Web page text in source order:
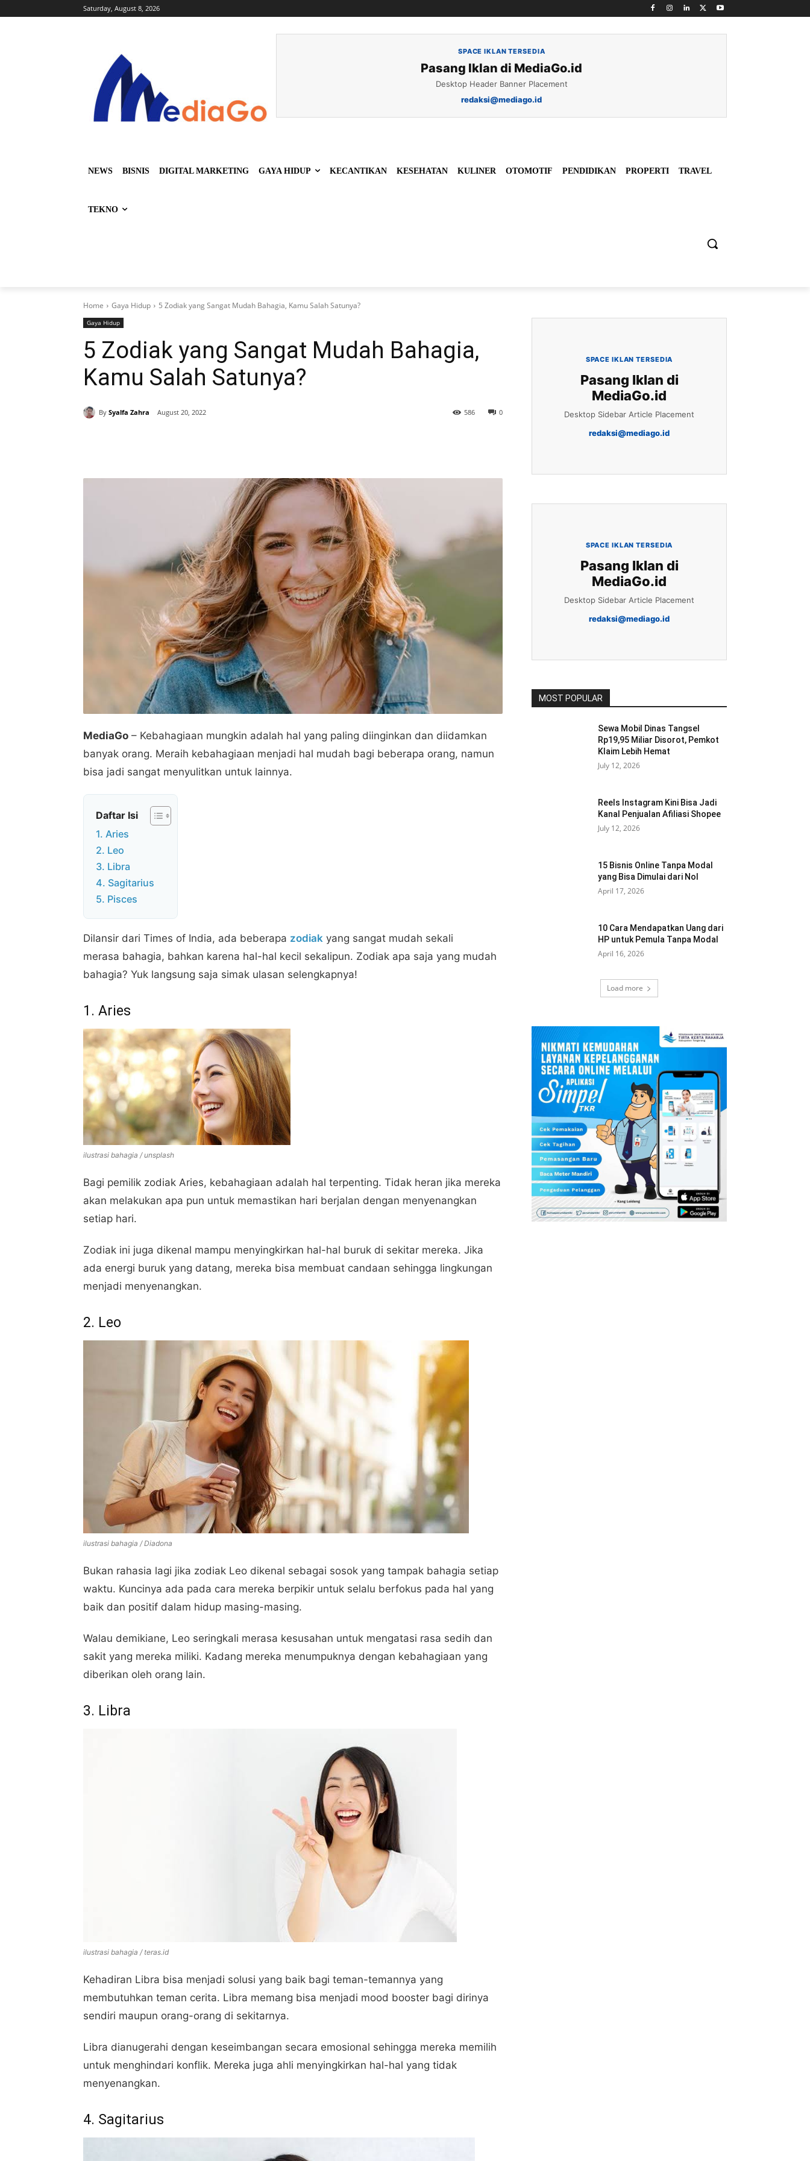
Saturday, August 8, 2026
SPACE IKLAN TERSEDIA
Pasang Iklan di MediaGo.id
Desktop Header Banner Placement
redaksi@mediago.id
NEWS BISNIS DIGITAL MARKETING GAYA HIDUP KECANTIKAN KESEHATAN KULINER OTOMOTIF PENDIDIKAN PROPERTI TRAVEL
TEKNO
Home Gaya Hidup 5 Zodiak yang Sangat Mudah Bahagia, Kamu Salah Satunya?
Gaya Hidup
5 Zodiak yang Sangat Mudah Bahagia,
Kamu Salah Satunya?
By Syalfa Zahra August 20, 2022 0
586
MediaGo – Kebahagiaan mungkin adalah hal yang paling diinginkan dan diidamkan
banyak orang. Meraih kebahagiaan menjadi hal mudah bagi beberapa orang, namun
bisa jadi sangat menyulitkan untuk lainnya.
Daftar Isi
1. Aries
2. Leo
3. Libra
4. Sagitarius
5. Pisces
Dilansir dari Times of India, ada beberapa zodiak yang sangat mudah sekali
merasa bahagia, bahkan karena hal-hal kecil sekalipun. Zodiak apa saja yang mudah
bahagia? Yuk langsung saja simak ulasan selengkapnya!
1. Aries
ilustrasi bahagia / unsplash
Bagi pemilik zodiak Aries, kebahagiaan adalah hal terpenting. Tidak heran jika mereka
akan melakukan apa pun untuk memastikan hari berjalan dengan menyenangkan
setiap hari.
Zodiak ini juga dikenal mampu menyingkirkan hal-hal buruk di sekitar mereka. Jika
ada energi buruk yang datang, mereka bisa membuat candaan sehingga lingkungan
menjadi menyenangkan.
2. Leo
ilustrasi bahagia / Diadona
Bukan rahasia lagi jika zodiak Leo dikenal sebagai sosok yang tampak bahagia setiap
waktu. Kuncinya ada pada cara mereka berpikir untuk selalu berfokus pada hal yang
baik dan positif dalam hidup masing-masing.
Walau demikiane, Leo seringkali merasa kesusahan untuk mengatasi rasa sedih dan
sakit yang mereka miliki. Kadang mereka menumpuknya dengan kebahagiaan yang
diberikan oleh orang lain.
3. Libra
ilustrasi bahagia / teras.id
Kehadiran Libra bisa menjadi solusi yang baik bagi teman-temannya yang
membutuhkan teman cerita. Libra memang bisa menjadi mood booster bagi dirinya
sendiri maupun orang-orang di sekitarnya.
Libra dianugerahi dengan keseimbangan secara emosional sehingga mereka memilih
untuk menghindari konflik. Mereka juga ahli menyingkirkan hal-hal yang tidak
menyenangkan.
4. Sagitarius
SPACE IKLAN TERSEDIA
Pasang Iklan di
MediaGo.id
Desktop Sidebar Article Placement
redaksi@mediago.id
SPACE IKLAN TERSEDIA
Pasang Iklan di
MediaGo.id
Desktop Sidebar Article Placement
redaksi@mediago.id
MOST POPULAR
Sewa Mobil Dinas Tangsel
Rp19,95 Miliar Disorot, Pemkot
Klaim Lebih Hemat
July 12, 2026
Reels Instagram Kini Bisa Jadi
Kanal Penjualan Afiliasi Shopee
July 12, 2026
15 Bisnis Online Tanpa Modal
yang Bisa Dimulai dari Nol
April 17, 2026
10 Cara Mendapatkan Uang dari
HP untuk Pemula Tanpa Modal
April 16, 2026
Load more